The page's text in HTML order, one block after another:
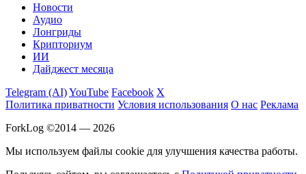
Новости
Аудио
Лонгриды
Крипториум
ИИ
Дайджест месяца
Telegram (AI)YouTube Facebook X
Политика приватности Условия использования О нас Реклама
ForkLog ©2014 — 2026
Мы используем файлы cookie для улучшения качества работы.